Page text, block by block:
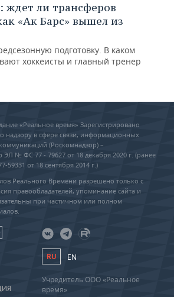
ждет ли трансферов
«Ак Барс» вышел из
подготовку. В каком
хоккеисты и главный тренер
«Реальное время» Зарегистрировано
надзору в сфере связи, информационных
(Роскомнадзор) –
№ ФС 77 - 79627 от 18 декабря 2020 г. (ранее
59331 от 18 сентября 2014 г.)
Реального Времени разрешено только с
правообладателей, упоминание сайта и
при частичном или полном
RU EN
Учредитель ООО «Реальное
время»